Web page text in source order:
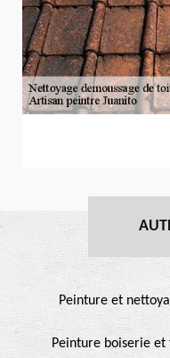
Peinture et
Peinture boiserie et